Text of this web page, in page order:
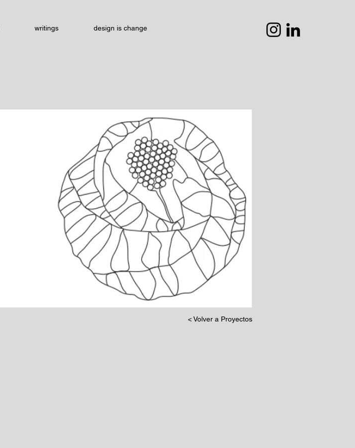
writings design is change
< Volver a Proyectos